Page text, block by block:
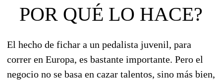
POR QUÉ LO HACE?
El hecho de fichar a un pedalista juvenil, para
correr en Europa, es bastante importante. Pero el
negocio no se basa en cazar talentos, sino más bien,